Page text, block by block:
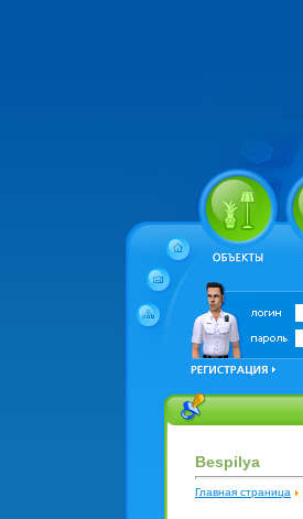
Bespilya
Главная страница